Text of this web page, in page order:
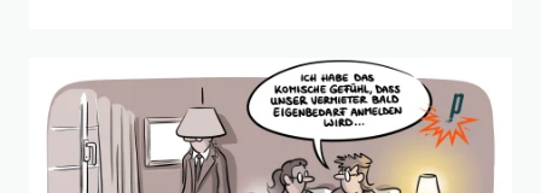
Eigenbedarf" öffnen